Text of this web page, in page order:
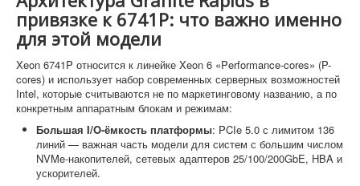
привязке к 6741P: что важно именно
для этой модели
Xeon 6741P относится к линейке Xeon 6 «Performance-cores» (P-
cores) и использует набор современных серверных возможностей
Intel, которые считываются не по маркетинговому названию, а по
конкретным аппаратным блокам и режимам:
Большая I/O-ёмкость платформы: PCIe 5.0 с лимитом 136
линий — важная часть модели для систем с большим числом
NVMe-накопителей, сетевых адаптеров 25/100/200GbE, HBA и
ускорителей.